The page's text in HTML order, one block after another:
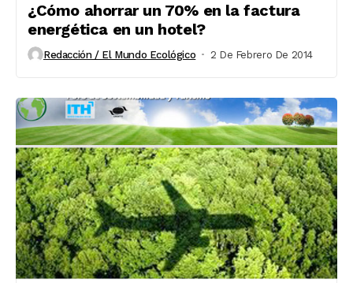
¿Cómo ahorrar un 70% en la factura
energética en un hotel?
Redacción / El Mundo Ecológico 2 De Febrero De 2014